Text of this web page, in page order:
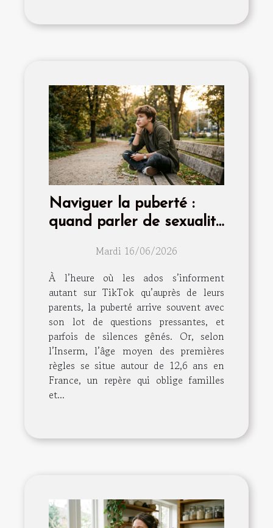
Naviguer la puberté :
quand parler de sexualité
Mardi 16/06/2026
À l’heure où les ados s’informent
autant sur TikTok qu’auprès de leurs
parents, la puberté arrive souvent avec
son lot de questions pressantes, et
parfois de silences gênés. Or, selon
l’Inserm, l’âge moyen des premières
règles se situe autour de 12,6 ans en
France, un repère qui oblige familles
et...